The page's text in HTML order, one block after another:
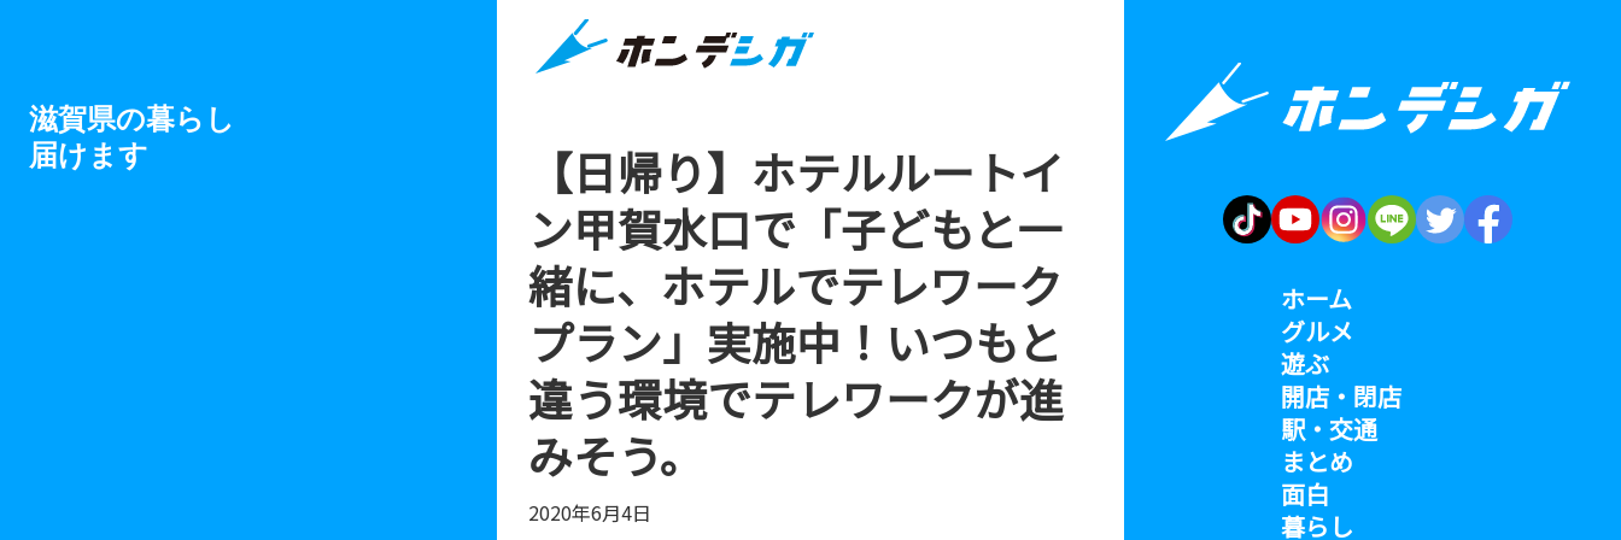
【日帰り】ホテルルートイ
ン甲賀水口で「子どもと一
緒に、ホテルでテレワーク
プラン」実施中！いつもと
違う環境でテレワークが進
みそう。
2020年6月4日
滋賀県の暮らし
届けます
ホーム
グルメ
遊ぶ
開店・閉店
駅・交通
まとめ
面白
暮らし